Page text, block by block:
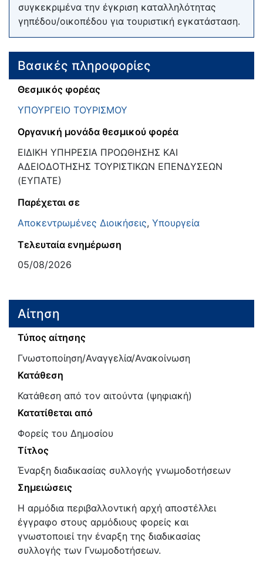
συγκεκριμένα την έγκριση καταλληλότητας
γηπέδου/οικοπέδου για τουριστική εγκατάσταση.
Βασικές πληροφορίες
Θεσμικός φορέας
ΥΠΟΥΡΓΕΙΟ ΤΟΥΡΙΣΜΟΥ
Οργανική μονάδα θεσμικού φορέα
ΕΙΔΙΚΗ ΥΠΗΡΕΣΙΑ ΠΡΟΩΘΗΣΗΣ ΚΑΙ
ΑΔΕΙΟΔΟΤΗΣΗΣ ΤΟΥΡΙΣΤΙΚΩΝ ΕΠΕΝΔΥΣΕΩΝ
(ΕΥΠΑΤΕ)
Παρέχεται σε
Αποκεντρωμένες Διοικήσεις, Υπουργεία
Τελευταία ενημέρωση
05/08/2026
Αίτηση
Τύπος αίτησης
Γνωστοποίηση/Αναγγελία/Ανακοίνωση
Κατάθεση
Κατάθεση από τον αιτούντα (ψηφιακή)
Κατατίθεται από
Φορείς του Δημοσίου
Τίτλος
Έναρξη διαδικασίας συλλογής γνωμοδοτήσεων
Σημειώσεις
Η αρμόδια περιβαλλοντική αρχή αποστέλλει
έγγραφο στους αρμόδιους φορείς και
γνωστοποιεί την έναρξη της διαδικασίας
συλλογής των Γνωμοδοτήσεων.